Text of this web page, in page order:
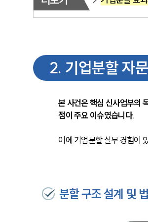
2. 기업분할 자
본 사건은 핵심 신사업부의
점이 주요 이슈였습니다.
이에 기업분할 실무 경험이
분할 구조 설계 및